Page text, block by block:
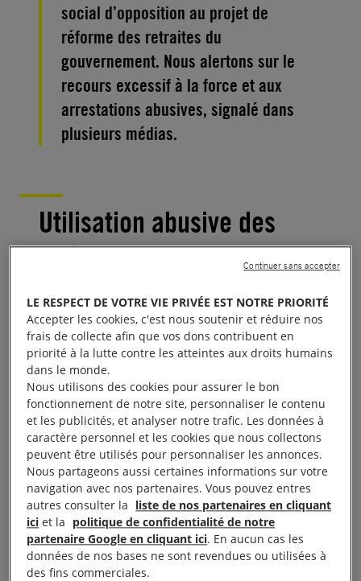
social d’opposition au projet de
réforme des retraites du
gouvernement. Nous alertons sur le
recours excessif à la force et aux
arrestations abusives, signalé dans
plusieurs médias.
Utilisation abusive des
matraques
Après la mobilisation du 19 janvier, un manifestant a
dû être amputé d’un testicule après avoir reçu un
coup de matraque à l’entrejambe. Pourtant, il ne
présentait aucun danger. D’autres utilisations
abusives des matraques ont été signalées.
➡️Rappel d‘usage des matraques
Elles ne doivent jamais être utilisées sur des
personnes pacifiques, déjà maîtrisées ou en train de
se disperser.
LE RESPECT DE VOTRE VIE PRIVÉE EST NOTRE PRIORITÉ
Accepter les cookies, c'est nous soutenir et réduire nos
frais de collecte afin que vos dons contribuent en
priorité à la lutte contre les atteintes aux droits humains
dans le monde.
Nous utilisons des cookies pour assurer le bon
fonctionnement de notre site, personnaliser le contenu
et les publicités, et analyser notre trafic. Les données à
caractère personnel et les cookies que nous collectons
peuvent être utilisés pour personnaliser les annonces.
Nous partageons aussi certaines informations sur votre
navigation avec nos partenaires. Vous pouvez entres
autres consulter la liste de nos partenaires en cliquant
ici et la politique de confidentialité de notre
partenaire Google en cliquant ici. En aucun cas les
données de nos bases ne sont revendues ou utilisées à
des fins commerciales.
Continuer sans accepter